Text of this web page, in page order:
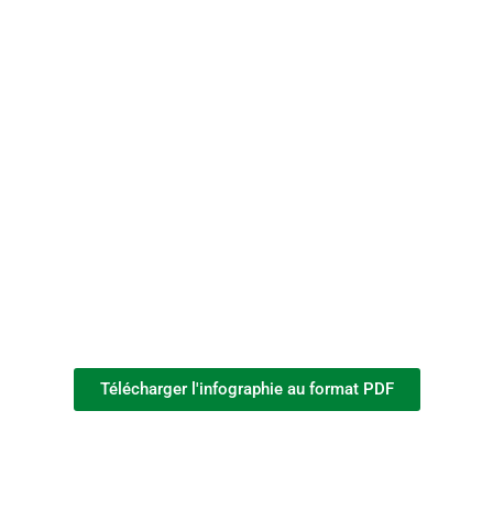
Télécharger l'infographie au format PDF